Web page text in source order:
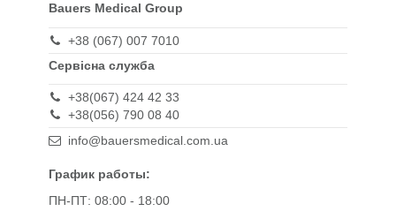
Bauers Medical Group
+38 (067) 007 7010
Сервісна служба
+38(067) 424 42 33
+38(056) 790 08 40
info@bauersmedical.com.ua
График работы:
ПН-ПТ: 08:00 - 18:00